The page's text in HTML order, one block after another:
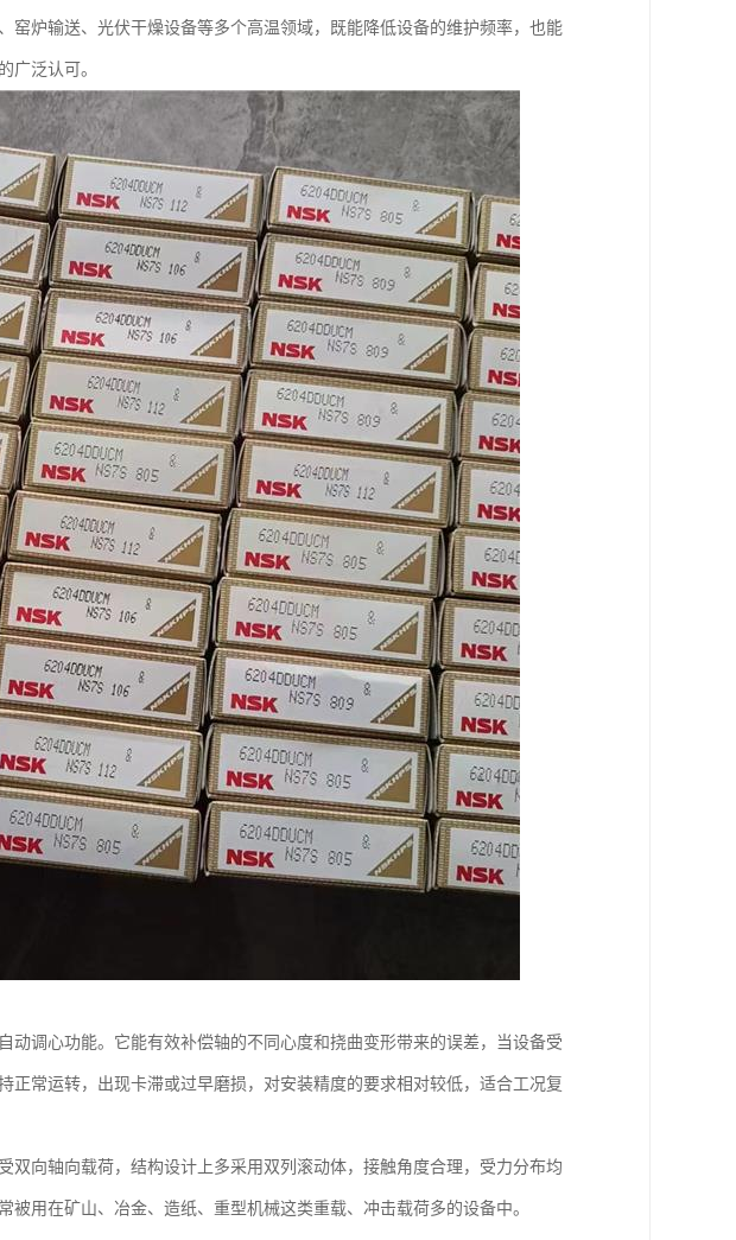
窑炉输送、光伏干燥设备等多个高温领域，既能降低设备的维护频率，也能
广泛认可。
动调心功能。它能有效补偿轴的不同心度和挠曲变形带来的误差，当设备受
正常运转，出现卡滞或过早磨损，对安装精度的要求相对较低，适合工况复
双向轴向载荷，结构设计上多采用双列滚动体，接触角度合理，受力分布均
用在矿山、冶金、造纸、重型机械这类重载、冲击载荷多的设备中。